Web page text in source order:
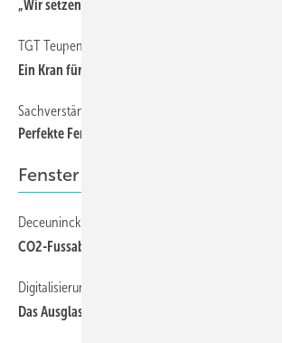
„Wir setzen auf Valla Mobilkrane“
TGT Teu pen
Ein Kran für alle Fälle
Sachverständiger Alexander Dupp
Perfekte Fenster, perfekte Montage: So geht’s
Fenster
Deceuninck
CO2-Fussabdruck-Rechner
Digitalisierung und Automatisierung bei der
Das Ausglasen übernimmt der Roboter